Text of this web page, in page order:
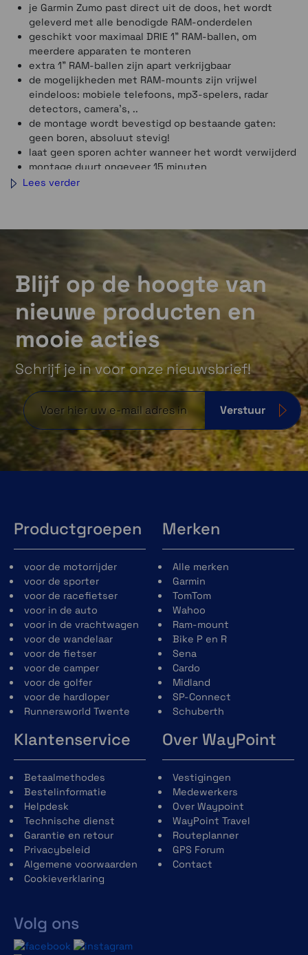
je Garmin Zumo past direct uit de doos, het wordt
geleverd met alle benodigde RAM-onderdelen
geschikt voor maximaal DRIE 1" RAM-ballen, om
meerdere apparaten te monteren
extra 1" RAM-ballen zijn apart verkrijgbaar
de mogelijkheden met RAM-mounts zijn vrijwel
eindeloos: mobiele telefoons, mp3-spelers, radar
detectors, camera's, ..
de montage wordt bevestigd op bestaande gaten:
geen boren, absoluut stevig!
laat geen sporen achter wanneer het wordt verwijderd
montage duurt ongeveer 15 minuten
Lees verder
Blijf op de hoogte van
nieuwe producten en
mooie acties
Schrijf je in voor onze nieuwsbrief!
Verstuur
Productgroepen
voor de motorrijder
voor de sporter
voor de racefietser
voor in de auto
voor in de vrachtwagen
voor de wandelaar
voor de fietser
voor de camper
voor de golfer
voor de hardloper
Runnersworld Twente
Merken
Alle merken
Garmin
TomTom
Wahoo
Ram-mount
Bike P en R
Sena
Cardo
Midland
SP-Connect
Schuberth
Klantenservice
Betaalmethodes
Bestelinformatie
Helpdesk
Technische dienst
Garantie en retour
Privacybeleid
Algemene voorwaarden
Cookieverklaring
Volg ons
Over WayPoint
Vestigingen
Medewerkers
Over Waypoint
WayPoint Travel
Routeplanner
GPS Forum
Contact